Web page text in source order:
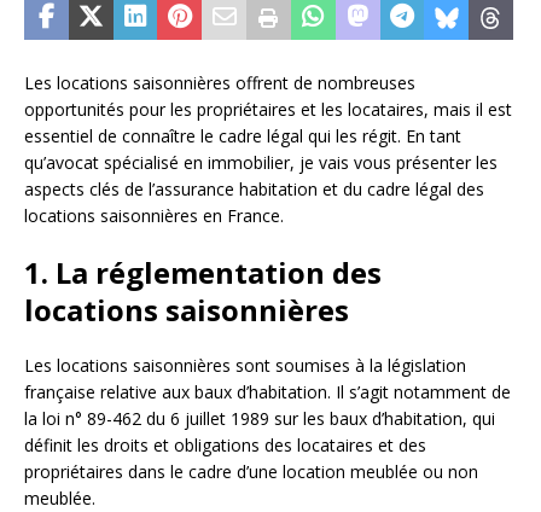
Les locations saisonnières offrent de nombreuses
opportunités pour les propriétaires et les locataires, mais il est
essentiel de connaître le cadre légal qui les régit. En tant
qu’avocat spécialisé en immobilier, je vais vous présenter les
aspects clés de l’assurance habitation et du cadre légal des
locations saisonnières en France.
1. La réglementation des
locations saisonnières
Les locations saisonnières sont soumises à la législation
française relative aux baux d’habitation. Il s’agit notamment de
la loi n° 89-462 du 6 juillet 1989 sur les baux d’habitation, qui
définit les droits et obligations des locataires et des
propriétaires dans le cadre d’une location meublée ou non
meublée.